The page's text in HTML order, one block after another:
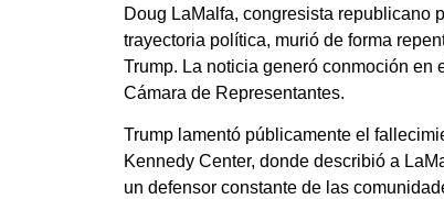
Doug LaMalfa, congresista republicano
trayectoria política, murió de forma
Trump. La noticia generó conmoción
Cámara de Representantes.
Trump lamentó públicamente el
Kennedy Center, donde describió a
un defensor constante de las